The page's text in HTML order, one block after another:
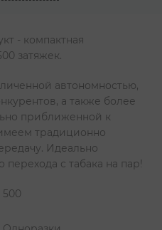
- компактная
затяжек.
автономностью,
а также более
приближенной к
традиционно
Идеально
с табака на пар!
500